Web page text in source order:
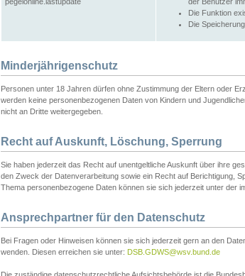
Die Funktion
Die
Minderjährigenschutz
Personen unter 18 Jahren dürfen ohne Zustimmung der Eltern oder
werden keine personenbezogenen Daten von Kindern und
nicht an Dritte weitergegeben.
Recht auf Auskunft, Löschung, Sperrung
Sie haben jederzeit das Recht auf unentgeltliche Auskunft über ihre
den Zweck der Datenverarbeitung sowie ein Recht auf Berichtigung,
Thema personenbezogene Daten können sie sich jederzeit unter der
Ansprechpartner für den Datenschutz
Bei Fragen oder Hinweisen können sie sich jederzeit gern an den
wenden. Diesen erreichen sie unter: DSB.GDWS@wsv.bund.de